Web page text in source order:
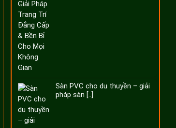
Sàn PVC cho du thuyền – giải
pháp sàn [..]